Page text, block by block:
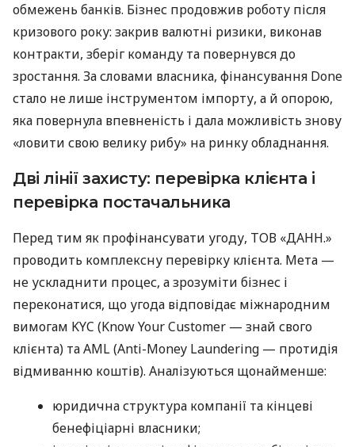
обмежень банків. Бізнес продовжив роботу після
кризового року: закрив валютні ризики, виконав
контракти, зберіг команду та повернувся до
зростання. За словами власника, фінансування Done
стало не лише інструментом імпорту, а й опорою,
яка повернула впевненість і дала можливість знову
«ловити свою велику рибу» на ринку обладнання.
Дві лінії захисту: перевірка клієнта і
перевірка постачальника
Перед тим як профінансувати угоду, ТОВ «ДАНН.»
проводить комплексну перевірку клієнта. Мета —
не ускладнити процес, а зрозуміти бізнес і
переконатися, що угода відповідає міжнародним
вимогам KYC (Know Your Customer — знай свого
клієнта) та AML (Anti-Money Laundering — протидія
відмиванню коштів). Аналізуються щонайменше:
юридична структура компанії та кінцеві
бенефіціарні власники;